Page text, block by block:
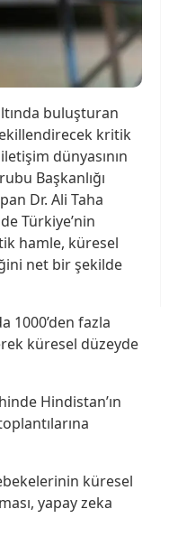
buluşturan
kritik
dünyasının
Başkanlığı
Dr. Ali Taha
Türkiye’nin
hamle, küresel
net bir şekilde
1000’den fazla
küresel düzeyde
Hindistan’ın
küresel
yapay zeka